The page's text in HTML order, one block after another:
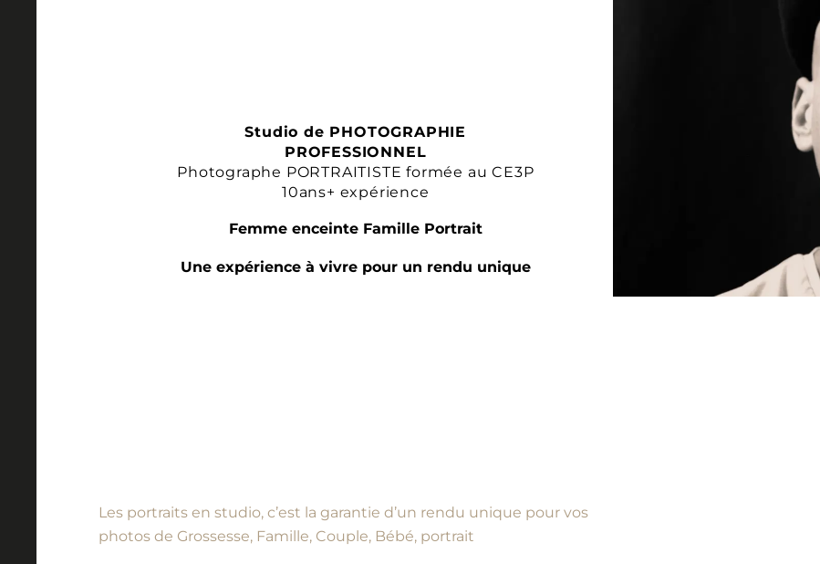
Studio de PHOTOGRAPHIE
PROFESSIONNEL
Photographe PORTRAITISTE formée au CE3P
10ans+ expérience
Femme enceinte Famille Portrait
Une expérience à vivre pour un rendu unique
Les portraits en studio, c’est la garantie d’un rendu unique pour vos
photos de Grossesse, Famille, Couple, Bébé, portrait